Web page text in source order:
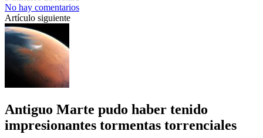
No hay comentarios
Artículo siguiente
Antiguo Marte pudo haber tenido
impresionantes tormentas torrenciales